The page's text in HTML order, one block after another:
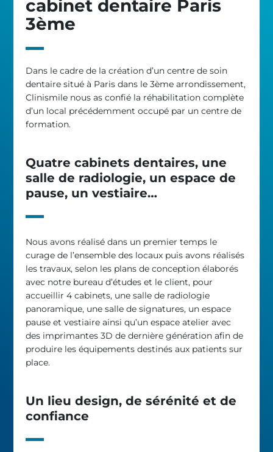
cabinet dentaire Paris
3ème
Dans le cadre de la création d’un centre de soin
dentaire situé à Paris dans le 3ème arrondissement,
Clinismile nous as confié la réhabilitation complète
d’un local précédemment occupé par un centre de
formation.
Quatre cabinets dentaires, une
salle de radiologie, un espace de
pause, un vestiaire…
Nous avons réalisé dans un premier temps le
curage de l’ensemble des locaux puis avons réalisés
les travaux, selon les plans de conception élaborés
avec notre bureau d’études et le client, pour
accueillir 4 cabinets, une salle de radiologie
panoramique, une salle de signatures, un espace
pause et vestiaire ainsi qu’un espace atelier avec
des imprimantes 3D de dernière génération afin de
produire les équipements destinés aux patients sur
place.
Un lieu design, de sérénité et de
confiance